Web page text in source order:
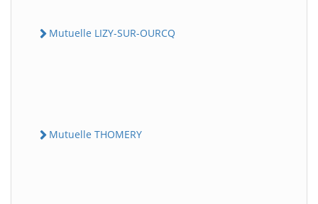
Mutuelle LIZY-SUR-OURCQ
Mutuelle THOMERY